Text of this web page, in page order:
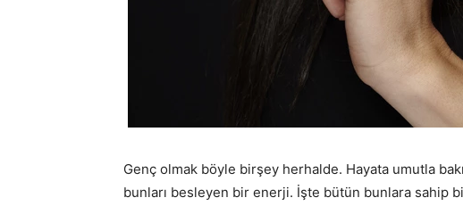
Genç olmak böyle birşey herhalde. Hayata umutla
bunları besleyen bir enerji. İşte bütün bunlara sahip